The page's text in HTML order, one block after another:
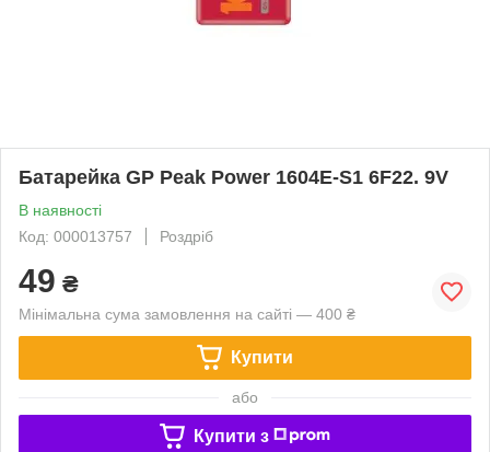
Батарейка GP Peak Power 1604E-S1 6F22. 9V
В наявності
Код: 000013757
Роздріб
49 ₴
Мінімальна сума замовлення на сайті — 400 ₴
Купити
або
Купити з